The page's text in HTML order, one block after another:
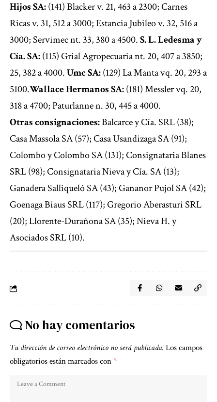
Hijos SA:(141) Blacker v. 21, 463 a 2300; Carnes
Ricas v. 31, 512 a 3000; Estancia Jubileo v. 32, 516 a
3000; Servimec nt. 33, 380 a 4500.S. L. Ledesma y
Cía. SA:(115) Grial Agropecuaria nt. 20, 407 a 3850;
25, 382 a 4000.Umc SA:(129) La Manta vq. 20, 293 a
5100.Wallace Hermanos SA:(181) Messler vq. 20,
318 a 4700; Paturlanne n. 30, 445 a 4000.
Otras consignaciones:Balcarce y Cía. SRL (38);
Casa Massola SA (57); Casa Usandizaga SA (91);
Colombo y Colombo SA (131); Consignataria Blanes
SRL (98); Consignataria Nieva y Cía. SA (13);
Ganadera Salliqueló SA (43); Gananor Pujol SA (42);
Goenaga Biaus SRL (117); Gregorio Aberasturi SRL
(20); Llorente-Durañona SA (35); Nieva H. y
Asociados SRL (10).
No hay comentarios
Tu dirección de correo electrónico no será publicada. Los campos
obligatorios están marcados con*